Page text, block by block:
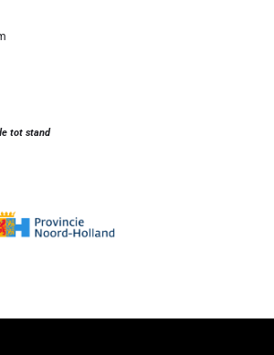
tot stand